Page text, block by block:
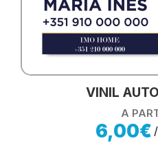
VINIL
A
6,00€